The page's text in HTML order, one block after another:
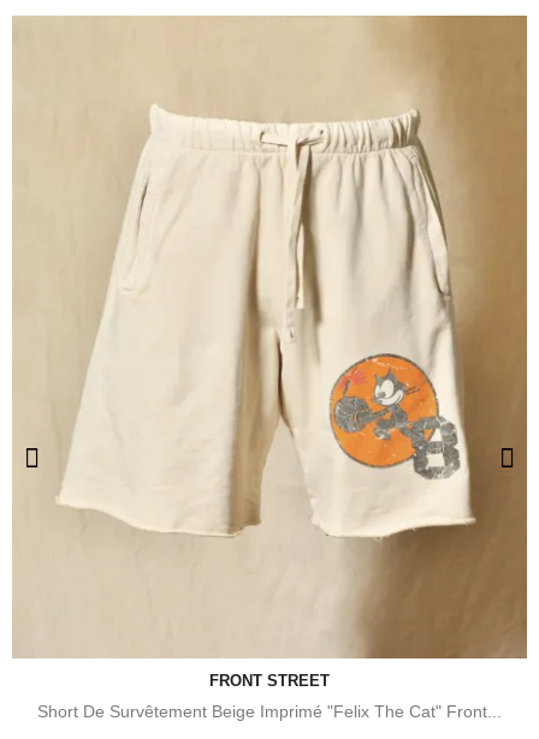
FRONT STREET
Short De Survêtement Beige Imprimé "Felix The Cat" Front...